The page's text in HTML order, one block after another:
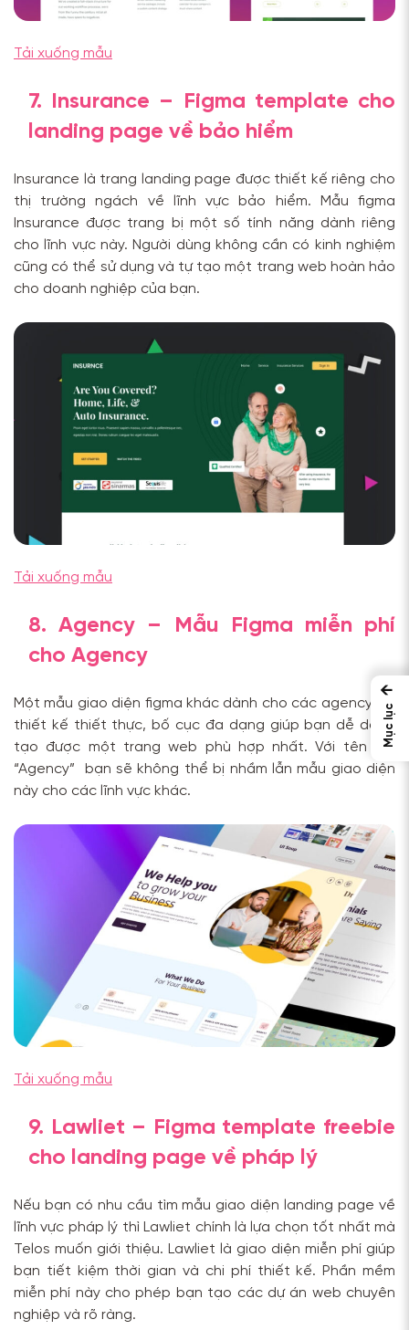
Tải xuống mẫu
7. Insurance – Figma template cho
landing page về bảo hiểm
Insurance là trang landing page được thiết kế riêng cho
thị trường ngách về lĩnh vực bảo hiểm. Mẫu figma
Insurance được trang bị một số tính năng dành riêng
cho lĩnh vực này. Người dùng không cần có kinh nghiệm
cũng có thể sử dụng và tự tạo một trang web hoàn hảo
cho doanh nghiệp của bạn.
Tải xuống mẫu
8. Agency – Mẫu Figma miễn phí
cho Agency
Một mẫu giao diện figma khác dành cho các agency với
thiết kế thiết thực, bố cục đa dạng giúp bạn dễ dàng
tạo được một trang web phù hợp nhất. Với tên gọi
“Agency” bạn sẽ không thể bị nhầm lẫn mẫu giao diện
này cho các lĩnh vực khác.
Tải xuống mẫu
9. Lawliet – Figma template freebie
cho landing page về pháp lý
Nếu bạn có nhu cầu tìm mẫu giao diện landing page về
lĩnh vực pháp lý thì Lawliet chính là lựa chọn tốt nhất mà
Telos muốn giới thiệu. Lawliet là giao diện miễn phí giúp
bạn tiết kiệm thời gian và chi phí thiết kế. Phần mềm
miễn phí này cho phép bạn tạo các dự án web chuyên
nghiệp và rõ ràng.
←
Mục lục